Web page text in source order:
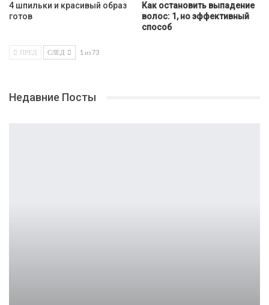
4 шпильки и красивый образ
готов
Как остановить выпадение
волос: 1, но эффективный
способ
ПРЕД СЛЕД 1 из 73
Недавние Посты